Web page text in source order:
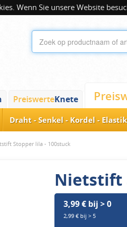
Wenn Sie unsere Website
PreiswerteKnete
Draht - Senkel - Kordel -
Stopper lila - 100stuck
Nietstift
3,99 € bij > 0
2,99 € bij > 5